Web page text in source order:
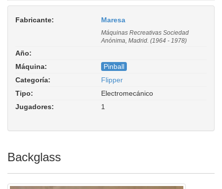
Fabricante: Maresa
Máquinas Recreativas Sociedad
Anónima, Madrid. (1964 - 1978)
Año:
Máquina:
Pinball
Categoría:
Flipper
Tipo:
Electromecánico
Jugadores:
1
Backglass